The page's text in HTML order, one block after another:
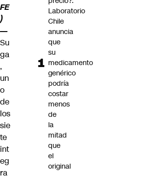
FE
)
—
Su
ga
,
un
o
de
los
sie
te
int
eg
ra
Laboratorio
Chile
anuncia
que
su
medicamento
genérico
podría
costar
menos
de
la
mitad
que
el
original